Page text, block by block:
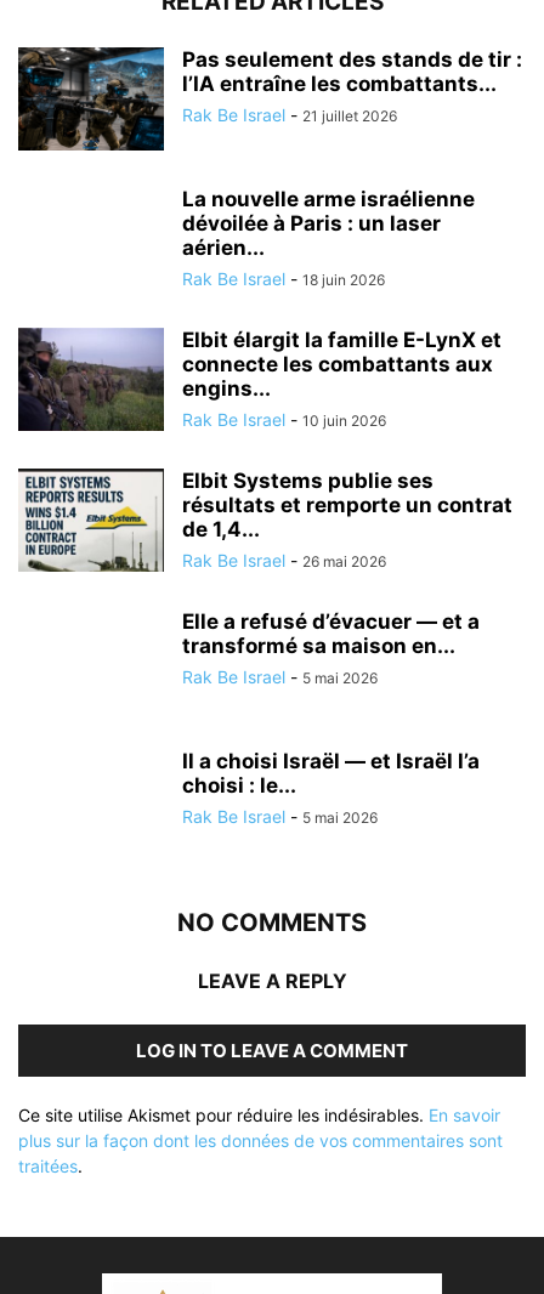
Pas seulement des stands de tir :
l’IA entraîne les combattants...
Rak Be Israel - 21 juillet 2026
La nouvelle arme israélienne
dévoilée à Paris : un laser
aérien...
Rak Be Israel - 18 juin 2026
Elbit élargit la famille E-LynX et
connecte les combattants aux
engins...
Rak Be Israel - 10 juin 2026
Elbit Systems publie ses
résultats et remporte un contrat
de 1,4...
Rak Be Israel - 26 mai 2026
Elle a refusé d’évacuer — et a
transformé sa maison en...
Rak Be Israel - 5 mai 2026
Il a choisi Israël — et Israël l’a
choisi : le...
Rak Be Israel - 5 mai 2026
NO COMMENTS
LEAVE A REPLY
LOG IN TO LEAVE A COMMENT
Ce site utilise Akismet pour réduire les indésirables. En savoir
plus sur la façon dont les données de vos commentaires sont
traitées.